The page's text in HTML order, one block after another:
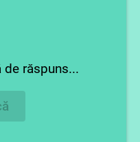
de răspuns...